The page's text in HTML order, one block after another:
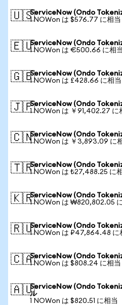
🇺🇸ServiceNow (Ondo
1 NOWon は $576.77 に相当
🇪🇺ServiceNow (Ondo
1 NOWon は €500.66 に相当
🇬🇧ServiceNow (Ondo
1 NOWon は £428.66 に相当
🇯🇵ServiceNow (Ondo
1 NOWon は ￥91,402.27 に
🇨🇳ServiceNow (Ondo
1 NOWon は ￥3,893.09 に
🇹🇷ServiceNow (Ondo
1 NOWon は ₺27,488.25 に
🇰🇷ServiceNow (Ondo
1 NOWon は ₩820,802.05
🇷🇺ServiceNow (Ondo
1 NOWon は ₽47,864.48 に
🇨🇦ServiceNow (Ondo
1 NOWon は $808.24 に相当
🇦🇺ServiceNow (Ondo
ル
1 NOWon は $820.51 に相当